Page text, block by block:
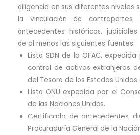
diligencia en sus diferentes niveles
la vinculación de contrapartes
antecedentes históricos,
de al menos las siguientes fuentes:
Lista SDN de la OFAC,
control de activos extranjeros
del Tesoro de los Estados Unidos
Lista ONU expedida por el
de las Naciones Unidas.
Certificado de antecedentes
Procuraduría General de la